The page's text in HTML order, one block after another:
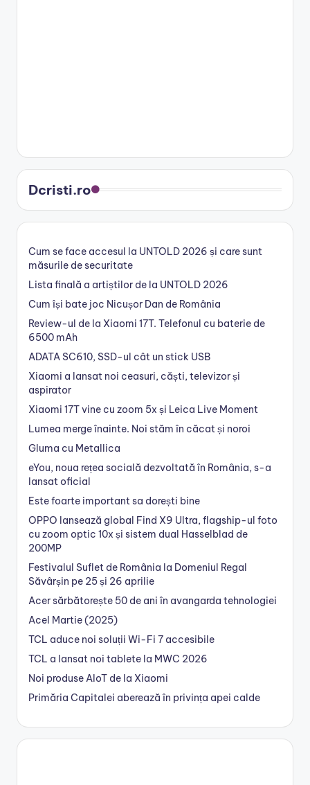
Dcristi.ro
Cum se face accesul la UNTOLD 2026 și care sunt
măsurile de securitate
Lista finală a artiștilor de la UNTOLD 2026
Cum își bate joc Nicușor Dan de România
Review-ul de la Xiaomi 17T. Telefonul cu baterie de
6500 mAh
ADATA SC610, SSD-ul cât un stick USB
Xiaomi a lansat noi ceasuri, căști, televizor și
aspirator
Xiaomi 17T vine cu zoom 5x și Leica Live Moment
Lumea merge înainte. Noi stăm în căcat și noroi
Gluma cu Metallica
eYou, noua rețea socială dezvoltată în România, s-a
lansat oficial
Este foarte important sa dorești bine
OPPO lansează global Find X9 Ultra, flagship-ul foto
cu zoom optic 10x și sistem dual Hasselblad de
200MP
Festivalul Suflet de România la Domeniul Regal
Săvârșin pe 25 și 26 aprilie
Acer sărbătorește 50 de ani în avangarda tehnologiei
Acel Martie (2025)
TCL aduce noi soluții Wi-Fi 7 accesibile
TCL a lansat noi tablete la MWC 2026
Noi produse AIoT de la Xiaomi
Primăria Capitalei aberează în privința apei calde